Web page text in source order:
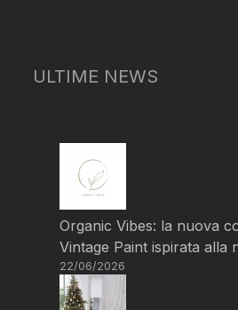
ULTIME NEWS
Organic Vibes: la nuova
Vintage Paint ispirata alla
22/06/2026